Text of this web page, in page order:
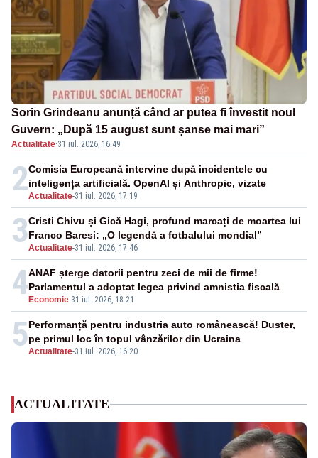
Sorin Grindeanu anunță când ar putea fi învestit noul
Guvern: „După 15 august sunt șanse mai mari”
Actualitate·31 iul. 2026, 16:49
2Actualitate-31 iul. 2026, 17:19
Comisia Europeană intervine după incidentele cu
inteligența artificială. OpenAI și Anthropic, vizate
3Actualitate-31 iul. 2026, 17:46
Cristi Chivu și Gică Hagi, profund marcați de moartea lui
Franco Baresi: „O legendă a fotbalului mondial”
4 Economie-31 iul. 2026, 18:21
ANAF șterge datorii pentru zeci de mii de firme!
Parlamentul a adoptat legea privind amnistia fiscală
5Actualitate-31 iul. 2026, 16:20
Performanță pentru industria auto românească! Duster,
pe primul loc în topul vânzărilor din Ucraina
ACTUALITATE